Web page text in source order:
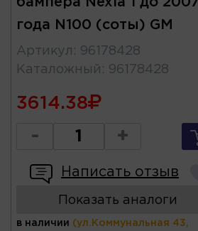
года N100 (соты) GM
Артикул : 96178428
Каталожный : 96178428
3614.38
- +
Написать отзыв
Показать аналоги
в наличии (ул.Коммунальная 43,